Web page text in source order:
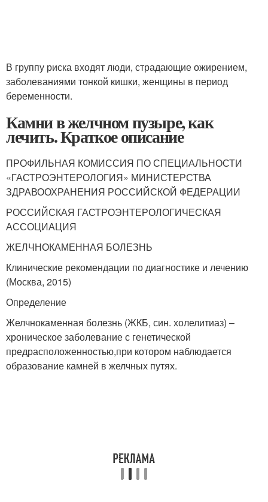
В группу риска входят люди, страдающие ожирением,
заболеваниями тонкой кишки, женщины в период
беременности.
Камни в желчном пузыре, как
лечить. Краткое описание
ПРОФИЛЬНАЯ КОМИССИЯ ПО СПЕЦИАЛЬНОСТИ
«ГАСТРОЭНТЕРОЛОГИЯ» МИНИСТЕРСТВА
ЗДРАВООХРАНЕНИЯ РОССИЙСКОЙ ФЕДЕРАЦИИ
РОССИЙСКАЯ ГАСТРОЭНТЕРОЛОГИЧЕСКАЯ
АССОЦИАЦИЯ
ЖЕЛЧНОКАМЕННАЯ БОЛЕЗНЬ
Клинические рекомендации по диагностике и лечению
(Москва, 2015)
Определение
Желчнокаменная болезнь (ЖКБ, син. холелитиаз) –
хроническое заболевание с генетической
предрасположенностью,при котором наблюдается
образование камней в желчных путях.